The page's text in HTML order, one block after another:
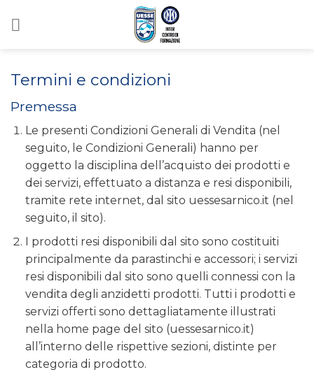
Termini e condizioni
Premessa
Le presenti Condizioni Generali di Vendita (nel
seguito, le Condizioni Generali) hanno per
oggetto la disciplina dell’acquisto dei prodotti e
dei servizi, effettuato a distanza e resi disponibili,
tramite rete internet, dal sito uessesarnico.it (nel
seguito, il sito).
I prodotti resi disponibili dal sito sono costituiti
principalmente da parastinchi e accessori; i servizi
resi disponibili dal sito sono quelli connessi con la
vendita degli anzidetti prodotti. Tutti i prodotti e
servizi offerti sono dettagliatamente illustrati
nella home page del sito (uessesarnico.it)
all’interno delle rispettive sezioni, distinte per
categoria di prodotto.